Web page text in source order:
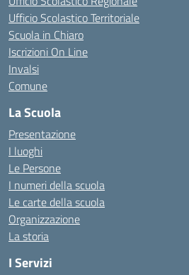
Ufficio Scolastico Territoriale
Scuola in Chiaro
Iscrizioni On Line
Invalsi
Comune
La Scuola
Presentazione
I luoghi
Le Persone
I numeri della scuola
Le carte della scuola
Organizzazione
La storia
I Servizi